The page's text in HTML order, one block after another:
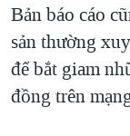
Bản báo cáo
sản thường
để bắt giam
đồng trên